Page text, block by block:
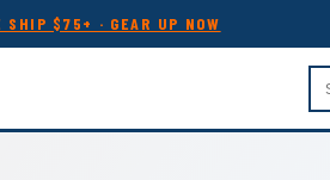
SHIP $75+ · GEAR UP NOW